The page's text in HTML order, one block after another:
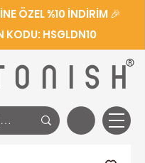
®
ÖZEL %10 İNDİRİM 🎉
KODU: HSGLDN10